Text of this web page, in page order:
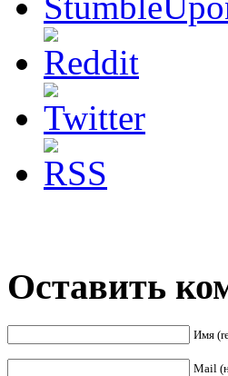
Оставить
Имя
Mail